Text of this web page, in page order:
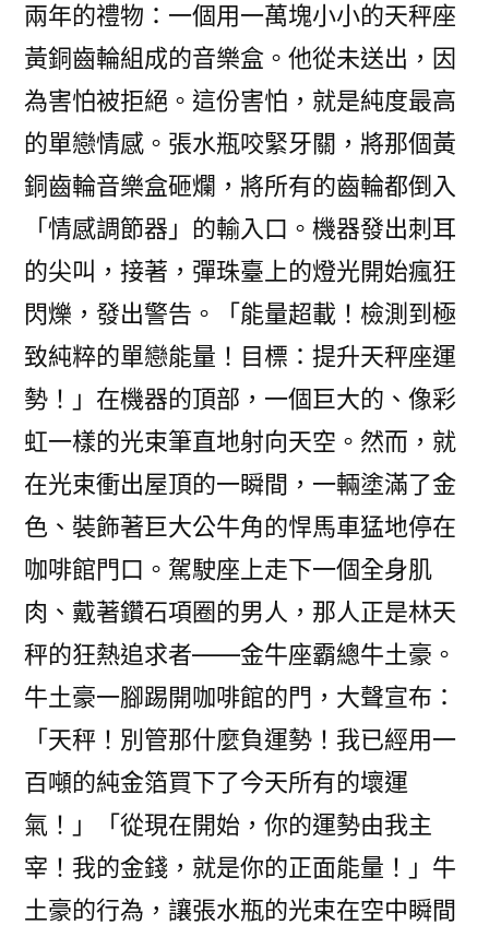
兩年的禮物：一個用一萬塊小小的天秤座
黃銅齒輪組成的音樂盒。他從未送出，因
為害怕被拒絕。這份害怕，就是純度最高
的單戀情感。張水瓶咬緊牙關，將那個黃
銅齒輪音樂盒砸爛，將所有的齒輪都倒入
「情感調節器」的輸入口。機器發出刺耳
的尖叫，接著，彈珠臺上的燈光開始瘋狂
閃爍，發出警告。「能量超載！檢測到極
致純粹的單戀能量！目標：提升天秤座運
勢！」在機器的頂部，一個巨大的、像彩
虹一樣的光束筆直地射向天空。然而，就
在光束衝出屋頂的一瞬間，一輛塗滿了金
色、裝飾著巨大公牛角的悍馬車猛地停在
咖啡館門口。駕駛座上走下一個全身肌
肉、戴著鑽石項圈的男人，那人正是林天
秤的狂熱追求者——金牛座霸總牛土豪。
牛土豪一腳踢開咖啡館的門，大聲宣布：
「天秤！別管那什麼負運勢！我已經用一
百噸的純金箔買下了今天所有的壞運
氣！」「從現在開始，你的運勢由我主
宰！我的金錢，就是你的正面能量！」牛
土豪的行為，讓張水瓶的光束在空中瞬間